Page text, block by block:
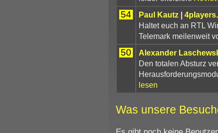
54 Paul Kautz |
Haltet euch an RTL
Telemark meilenweit
50
Alexander
Den totalen Absturz
lesen
Was unsere